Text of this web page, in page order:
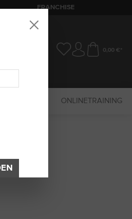
FRANCHISE
0,00 €*
ONLINETRAINING